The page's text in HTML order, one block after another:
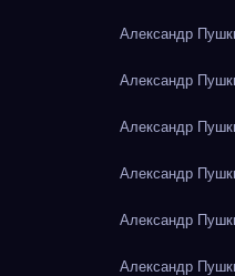
Александр
Александр
Александр
Александр
Александр
Александр